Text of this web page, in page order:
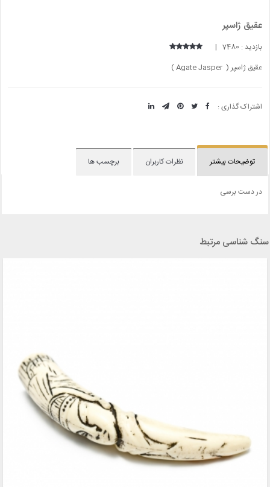
عقیق ژاسپر
بازدید : 7480 |
عقیق ژاسپر ( Agate Jasper )
اشتراک گذاری :
توضیحات بیشتر نظرات کاربران برچسب ها
در دست برسی
سنگ شناسی مرتبط